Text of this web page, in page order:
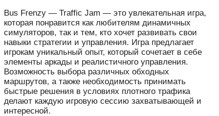
Bus Frenzy — Traffic Jam — это увлекательная игра,
которая понравится как любителям динамичных
симуляторов, так и тем, кто хочет развивать свои
навыки стратегии и управления. Игра предлагает
игрокам уникальный опыт, который сочетает в себе
элементы аркады и реалистичного управления.
Возможность выбора различных обходных
маршрутов, а также необходимость принимать
быстрые решения в условиях плотного трафика
делают каждую игровую сессию захватывающей и
интересной.